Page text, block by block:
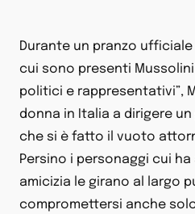
Durante un pranzo ufficiale
cui sono presenti
politici e rappresentativi”,
donna in Italia a dirigere
che si è fatto il vuoto
Persino i personaggi cui
amicizia le girano al largo
compromettersi anche